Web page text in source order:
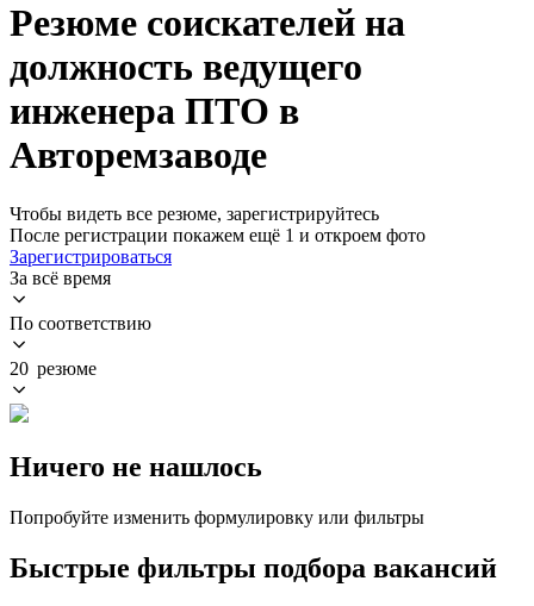
Резюме соискателей на
должность ведущего
инженера ПТО в
Авторемзаводе
Чтобы видеть все резюме, зарегистрируйтесь
После регистрации покажем ещё 1 и откроем фото
Зарегистрироваться
За всё время
По соответствию
20 резюме
Ничего не нашлось
Попробуйте изменить формулировку или фильтры
Быстрые фильтры подбора вакансий